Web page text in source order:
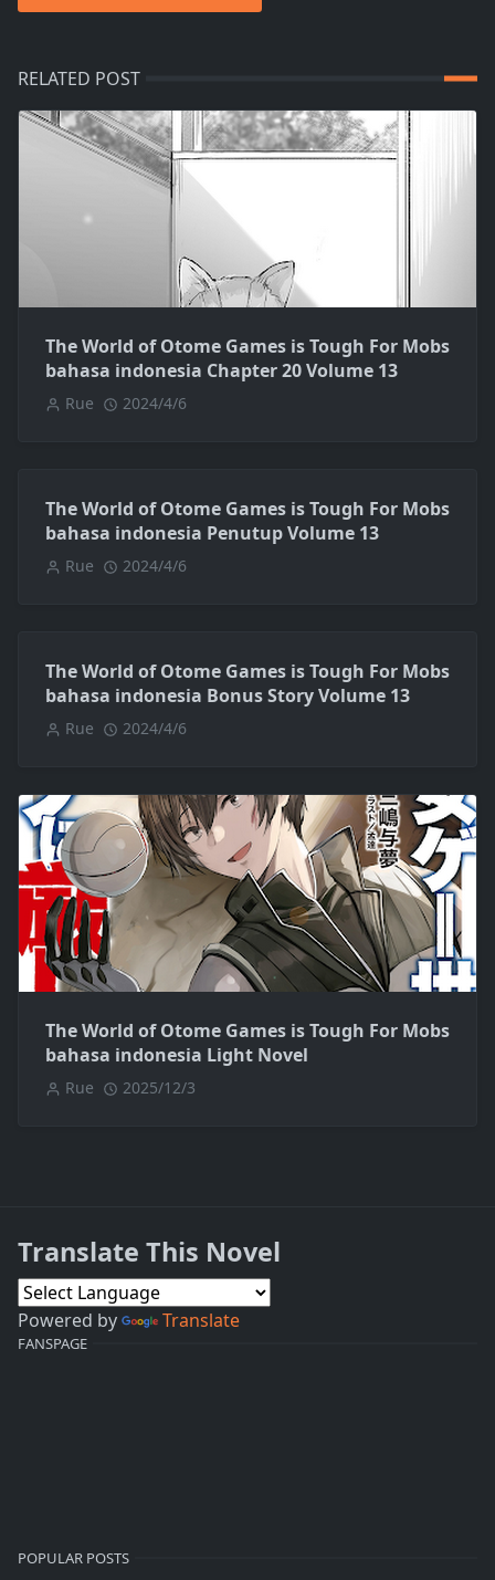
RELATED POST
The World of Otome Games is Tough For Mobs
bahasa indonesia Chapter 20 Volume 13
Rue 2024/4/6
The World of Otome Games is Tough For Mobs
bahasa indonesia Penutup Volume 13
Rue 2024/4/6
The World of Otome Games is Tough For Mobs
bahasa indonesia Bonus Story Volume 13
Rue 2024/4/6
The World of Otome Games is Tough For Mobs
bahasa indonesia Light Novel
Rue 2025/12/3
Translate This Novel
Powered by Translate
FANSPAGE
POPULAR POSTS